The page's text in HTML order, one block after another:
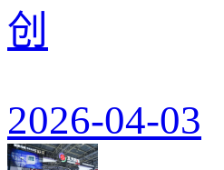
创
2026-04-03